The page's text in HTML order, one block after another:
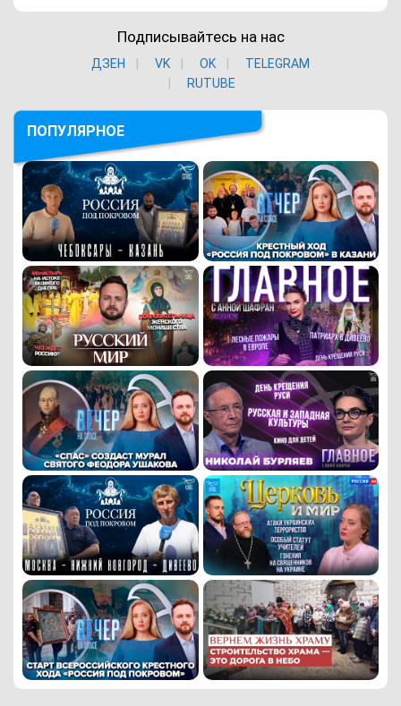
Подписывайтесь на нас
ДЗЕН VK ОK
TELEGRAM
RUTUBE
ПОПУЛЯРНОЕ